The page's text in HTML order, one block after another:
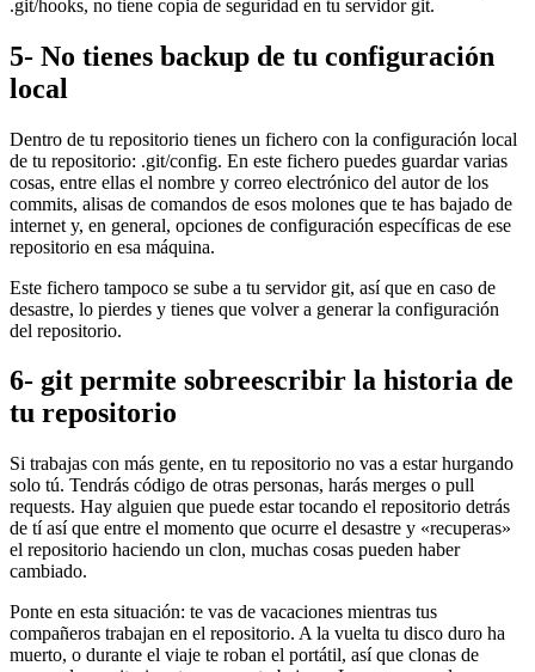
.git/hooks, no tiene copia de seguridad en tu servidor git.
5- No tienes backup de tu configuración
local
Dentro de tu repositorio tienes un fichero con la configuración local
de tu repositorio: .git/config. En este fichero puedes guardar varias
cosas, entre ellas el nombre y correo electrónico del autor de los
commits, alisas de comandos de esos molones que te has bajado de
internet y, en general, opciones de configuración específicas de ese
repositorio en esa máquina.
Este fichero tampoco se sube a tu servidor git, así que en caso de
desastre, lo pierdes y tienes que volver a generar la configuración
del repositorio.
6- git permite sobreescribir la historia de
tu repositorio
Si trabajas con más gente, en tu repositorio no vas a estar hurgando
solo tú. Tendrás código de otras personas, harás merges o pull
requests. Hay alguien que puede estar tocando el repositorio detrás
de tí así que entre el momento que ocurre el desastre y «recuperas»
el repositorio haciendo un clon, muchas cosas pueden haber
cambiado.
Ponte en esta situación: te vas de vacaciones mientras tus
compañeros trabajan en el repositorio. A la vuelta tu disco duro ha
muerto, o durante el viaje te roban el portátil, así que clonas de